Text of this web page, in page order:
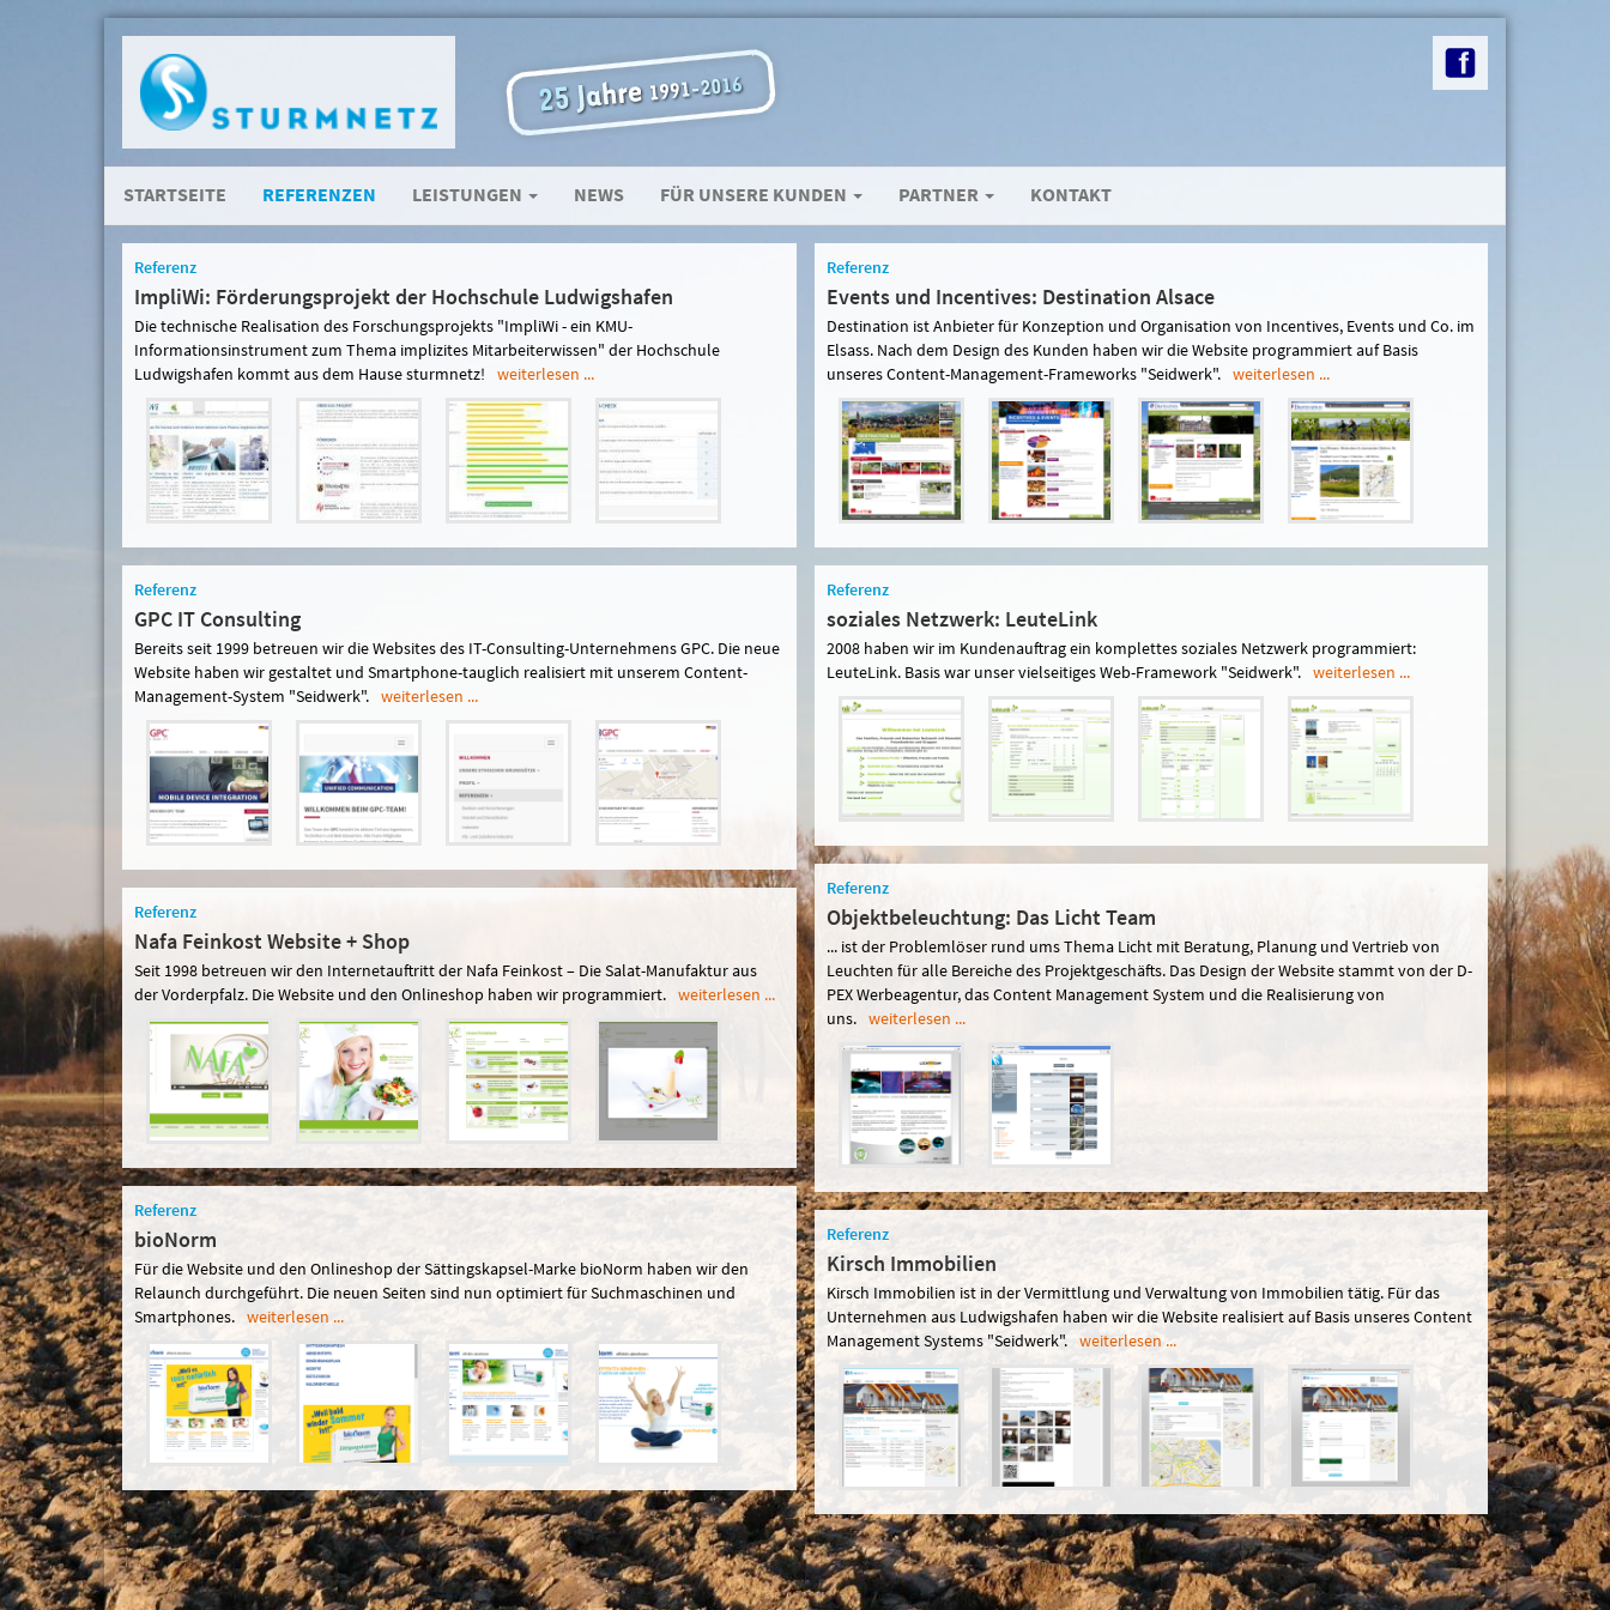
STARTSEITE REFERENZEN LEISTUNGEN NEWS FÜR UNSERE KUNDEN PARTNER KONTAKT
Referenz
ImpliWi: Förderungsprojekt der Hochschule Ludwigshafen
Die technische Realisation des Forschungsprojekts "ImpliWi - ein KMU-
Informationsinstrument zum Thema implizites Mitarbeiterwissen" der Hochschule
Ludwigshafen kommt aus dem Hause sturmnetz!
weiterlesen ...
Referenz
GPC IT Consulting
Bereits seit 1999 betreuen wir die Websites des IT-Consulting-Unternehmens GPC. Die neue
Website haben wir gestaltet und Smartphone-tauglich realisiert mit unserem Content-
Management-System "Seidwerk". weiterlesen ...
Referenz
Nafa Feinkost Website + Shop
Seit 1998 betreuen wir den Internetauftritt der Nafa Feinkost – Die Salat-Manufaktur aus
der Vorderpfalz. Die Website und den Onlineshop haben wir programmiert. weiterlesen ...
Referenz
bioNorm
Für die Website und den Onlineshop der Sättingskapsel-Marke bioNorm haben wir den
Relaunch durchgeführt. Die neuen Seiten sind nun optimiert für Suchmaschinen und
Smartphones. weiterlesen ...
Referenz
Events und Incentives: Destination Alsace
Destination ist Anbieter für Konzeption und Organisation von Incentives, Events und Co. im
Elsass. Nach dem Design des Kunden haben wir die Website programmiert auf Basis
unseres Content-Management-Frameworks "Seidwerk". weiterlesen ...
Referenz
soziales Netzwerk: LeuteLink
2008 haben wir im Kundenauftrag ein komplettes soziales Netzwerk programmiert:
LeuteLink. Basis war unser vielseitiges Web-Framework "Seidwerk". weiterlesen ...
Referenz
Objektbeleuchtung: Das Licht Team
... ist der Problemlöser rund ums Thema Licht mit Beratung, Planung und Vertrieb von
Leuchten für alle Bereiche des Projektgeschäfts. Das Design der Website stammt von der D-
PEX Werbeagentur, das Content Management System und die Realisierung von
uns. weiterlesen ...
Referenz
Kirsch Immobilien
Kirsch Immobilien ist in der Vermittlung und Verwaltung von Immobilien tätig. Für das
Unternehmen aus Ludwigshafen haben wir die Website realisiert auf Basis unseres Content
Management Systems "Seidwerk". weiterlesen ...